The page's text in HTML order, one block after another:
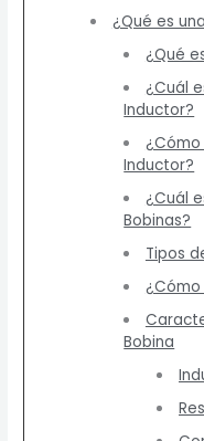
¿Qué es
¿Qué
¿Cuál
Inductor?
¿Cómo
Inductor?
¿Cuál
Bobinas?
Tipos
¿Cómo
Bobina